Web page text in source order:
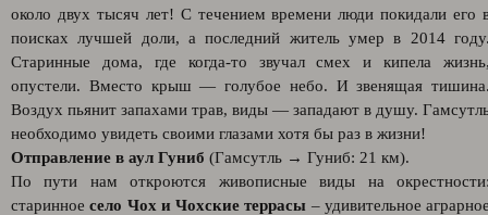
около двух тысяч лет! С течением времени люди покидали его
поисках лучшей доли, а последний житель умер в 2014
Старинные дома, где когда-то звучал смех и кипела
опустели. Вместо крыш — голубое небо. И звенящая
Воздух пьянит запахами трав, виды — западают в душу.
необходимо увидеть своими глазами хотя бы раз в жизни!
Отправление в аул Гуниб (Гамсутль → Гуниб: 21 км).
По пути нам откроются живописные виды на
старинноесело Чох и Чохские террасы – удивительное